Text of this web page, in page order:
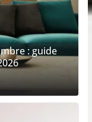
: guide